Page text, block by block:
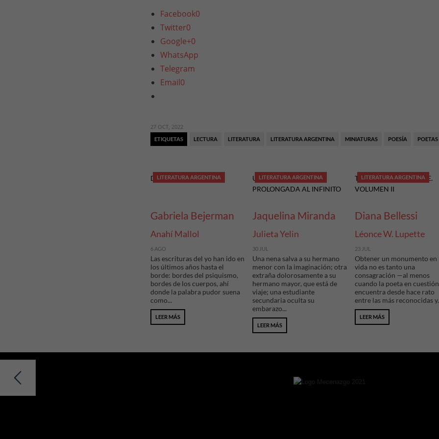
Facebook0
Twitter0
Google+0
WhatsApp
Telegram
Email0
27 OCT, 2022
ETIQUETAS LECTURA LITERATURA LITERATURA ARGENTINA MINIATURAS POESÍA POETAS
DIARIO DE FAMILIA
Gabriela Bejerman
LITERATURA ARGENTINA
Anahí Mallol
6 AGO
Las escrituras del yo han ido en
los últimos años hasta el
borde: bordes del psiquismo,
bordes de los cuerpos, ahí
donde la palabra pudor suena
como...
LEER MÁS
UNA CONVERSACIÓN
PROLONGADA AL INFINITO
Jaquelina Miranda
LITERATURA ARGENTINA
Julieta Yelin
30 JUL
Una nena salva a su hermano
menor con la imaginación; otra
extraña dolorosamente a su
hermano mayor, que está de
viaje; una estudiante
secundaria oculta su
embarazo...
LEER MÁS
TENER LO QUE SE TIENE.
VOLUMEN II
Diana Bellessi
LITERATURA ARGENTINA
Léonce W. Lupette
23 JUL
Obtener un monumento en
vida no es tanto una
consagración —al menos
cuando la poeta en
encuentra desde hace rato
entre las más reconocidas
LEER MÁS